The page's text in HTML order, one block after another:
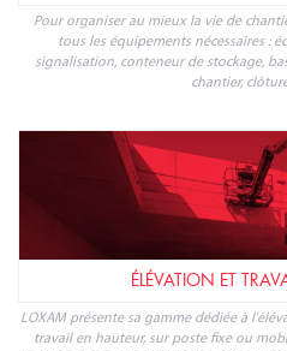
Pour organiser au mieux la vie de
tous les équipements nécessaires :
signalisation, conteneur de stockage,
chantier,
ÉLÉVATION ET
LOXAM présente sa gamme dédiée à
travail en hauteur, sur poste fixe ou